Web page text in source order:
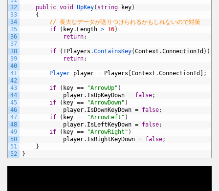
32
33
34
35
36
37
38
39
40
41
42
43
44
45
46
47
48
49
50
51
52
public void UpKey( string key)
{
// 長大なデータが送りつけられるかもしれないので対策
if
( key. Length > 16)
return;
if ( ! Players .ContainsKey(Context .ConnectionId ) )
return;
Player player = Players Context .ConnectionId ;
if ( key == "ArrowUp" )
player. IsUpKeyDown = false;
if
( key == "ArrowDown" )
player. IsDownKeyDown = false;
if
( key == "ArrowLeft" )
player. IsLeftKeyDown = false;
if
( key == "ArrowRight" )
player. IsRightKeyDown = false;
}
}